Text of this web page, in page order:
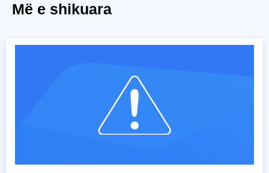
Më e shikuara